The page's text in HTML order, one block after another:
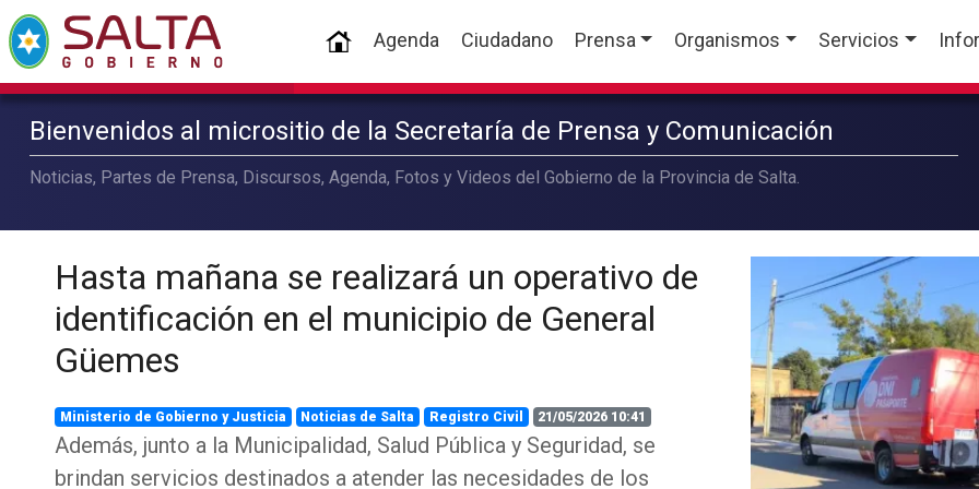
(current)
Agenda Ciudadano Prensa Organismos Servicios
Bienvenidos al micrositio de la Secretaría de Prensa y Comunicación
Noticias, Partes de Prensa, Discursos, Agenda, Fotos y Videos del Gobierno de la Provincia de Salta.
Hasta mañana se realizará un operativo de
identificación en el municipio de General
Güemes
Ministerio de Gobierno y Justicia Noticias de Salta Registro Civil 21/05/2026 10:41
Además, junto a la Municipalidad, Salud Pública y Seguridad, se
brindan servicios destinados a atender las necesidades de los